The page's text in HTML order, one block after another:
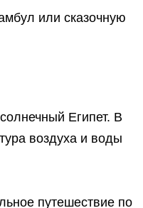
или сказочную
Египет. В
воздуха и воды
путешествие по